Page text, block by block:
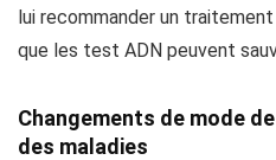
lui recommander un
que les test ADN peuvent
Changements de mode
des maladies